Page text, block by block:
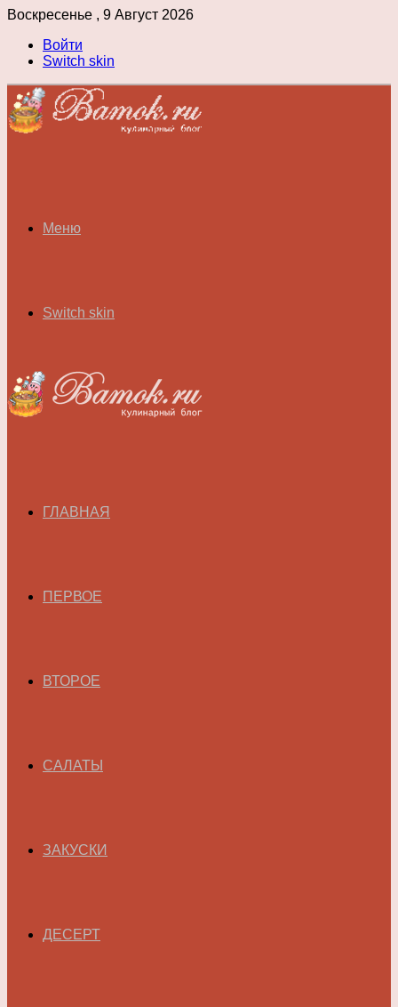
Воскресенье , 9 Август 2026
Войти
Switch skin
Меню
Switch skin
ГЛАВНАЯ
ПЕРВОЕ
ВТОРОЕ
САЛАТЫ
ЗАКУСКИ
ДЕСЕРТ